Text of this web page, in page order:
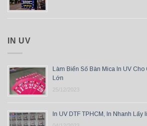
IN UV
Làm Biển Số Bàn Mica In UV
Lớn
25/12/2023
In UV DTF TPHCM, In Nhanh Lấy